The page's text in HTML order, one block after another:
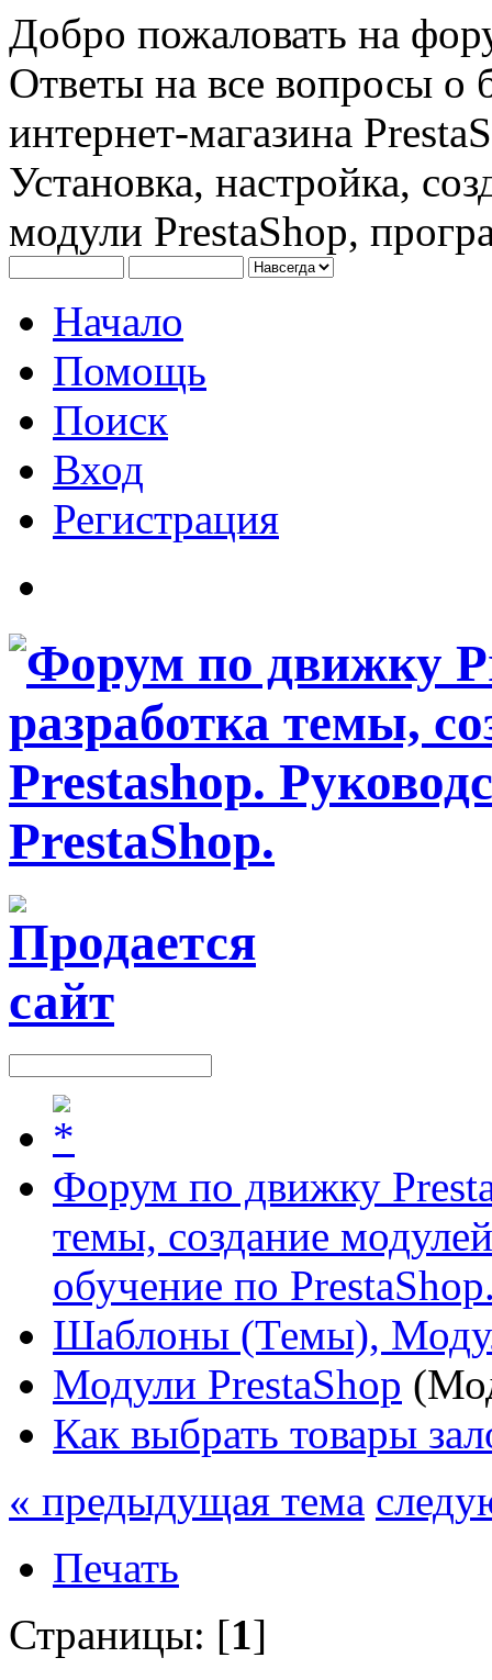
Добро пожаловать на
Ответы на все вопросы о
интернет-магазина
Установка, настройка,
модули PrestaShop,
Начало
Помощь
Поиск
Вход
Регистрация
Форум по движку
темы, создание
обучение по
Шаблоны (Темы),
Модули PrestaShop
Как выбрать товары
« предыдущая тема
Печать
Страницы: [1]